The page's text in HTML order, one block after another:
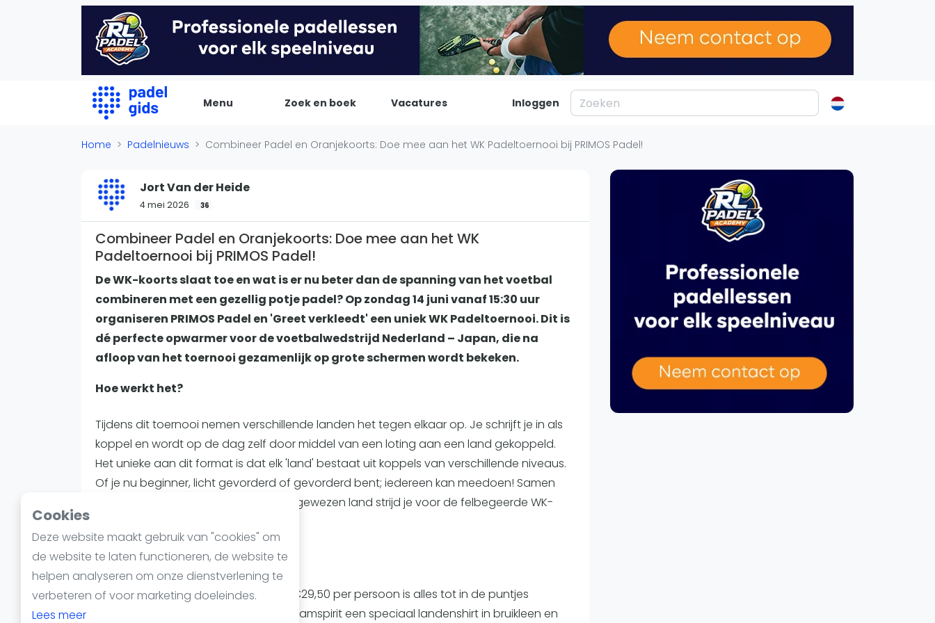
Cookies
Deze website maakt gebruik van "cookies" om
de website te laten functioneren, de website te
helpen analyseren om onze dienstverlening te
verbeteren of voor marketing doeleindes.
Lees meer
Menu
De Padel Gids
Padelwinkels
Padelreizen
Organisatie
Merken
Banenbouwers
Overige categorien
Reserveringssystemen
Padelscholen
Toevoegen data
Padel
Vragen over padel
Overige
Ranglijsten
Nationale Toernooien
Informatie
Over ons
WhatsApp
Join WhatsApp Community
Zoek en boek Vacatures Inloggen
Home Padelnieuws Combineer Padel en Oranjekoorts: Doe mee aan het WK Padeltoernooi bij PRIMOS Padel!
Jort Van der Heide
4 mei 2026 36
Combineer Padel en Oranjekoorts: Doe mee aan het WK
Padeltoernooi bij PRIMOS Padel!
De WK-koorts slaat toe en wat is er nu beter dan de spanning van het voetbal
combineren met een gezellig potje padel? Op zondag 14 juni vanaf 15:30 uur
organiseren PRIMOS Padel en 'Greet verkleedt' een uniek WK Padeltoernooi. Dit is
dé perfecte opwarmer voor de voetbalwedstrijd Nederland – Japan, die na
afloop van het toernooi gezamenlijk op grote schermen wordt bekeken.
Hoe werkt het?
Tijdens dit toernooi nemen verschillende landen het tegen elkaar op. Je schrijft je in als
koppel en wordt op de dag zelf door middel van een loting aan een land gekoppeld.
Het unieke aan dit format is dat elk 'land' bestaat uit koppels van verschillende niveaus.
Of je nu beginner, licht gevorderd of gevorderd bent; iedereen kan meedoen! Samen
met de andere koppels van jouw toegewezen land strijd je voor de felbegeerde WK-
Alles erop en eraan
Voor een deelnameprijs van slechts €29,50 per persoon is alles tot in de puntjes
verzorgd. Zo krijg je voor de ultieme teamspirit een speciaal landenshirt in bruikleen en
Kortingscode: PADELGIDS10